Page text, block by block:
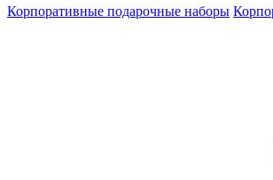
Корпоративные подарочные наборы